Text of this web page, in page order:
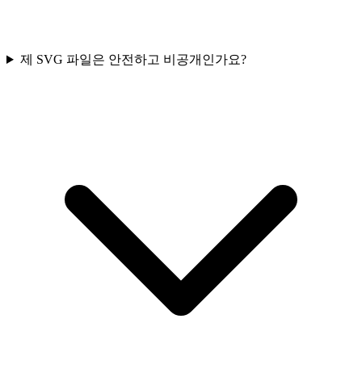
제 SVG 파일은 안전하고 비공개인가요?